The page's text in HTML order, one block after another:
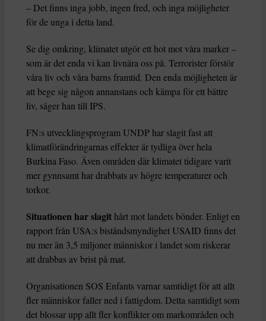
– Det finns inga jobb, ingen fred, och inga möjligheter
för de unga i detta land.
Se dig omkring, klimatet utgör ett hot mot våra marker –
som är det enda vi kan livnära oss på. Terrorister förstör
våra liv och våra barns framtid. Den enda möjligheten är
att bege sig någon annanstans och kämpa för ett bättre
liv, säger han till IPS.
FN:s utvecklingsprogram UNDP har slagit fast att
klimatförändringarnas effekter är tydliga över hela
Burkina Faso. Även områden där klimatet tidigare varit
mer gynnsamt har drabbats av högre temperaturer och
torkor.
Situationen har slagit hårt mot landets bönder. Enligt en
rapport från USA:s biståndsmyndighet USAID finns det
nu mer än 3,5 miljoner människor i landet som riskerar
att drabbas av brist på mat.
Organisationen SOS Enfants varnar samtidigt för att allt
fler människor faller ned i fattigdom. Detta samtidigt som
det blossar upp allt fler konflikter om markområden och